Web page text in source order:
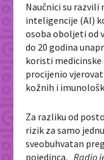
Naučnici su razvili
inteligencije (AI)
osoba oboljeti od
do 20 godina
koristi medicinske
procijenio
kožnih i
Za razliku od
rizik za samo
sveobuhvatan
pojedinca. „Radio